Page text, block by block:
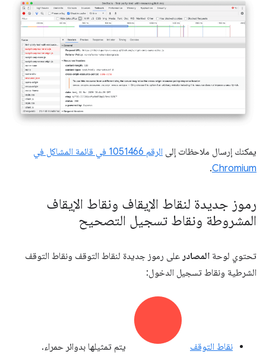
يمكنك إرسال ملاحظات إلى
الرقم 1051466 في قائمة المشاكل في
Chromium
.
رموز جديدة لنقاط الإيقاف ونقاط الإيقاف
المشروطة ونقاط تسجيل التصحيح
تحتوي لوحة المصادر على رموز جديدة لنقاط التوقف ونقاط التوقف
الشرطية ونقاط تسجيل الدخول:
نقاط التوقف يتم تمثيلها بدوائر حمراء.